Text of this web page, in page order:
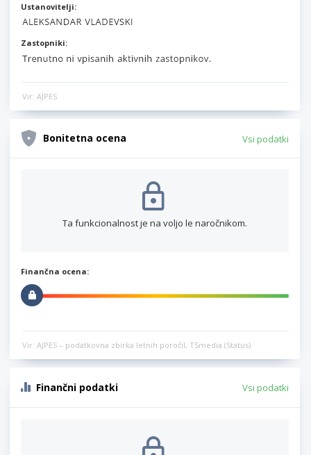
Ustanovitelji:
Zastopniki:
Vir: AJPES
Bonitetna ocena Vsi podatki
Ta funkcionalnost je na voljo le naročnikom.
Finančna ocena:
Vir: AJPES – podatkovna zbirka letnih poročil, TSmedia (Status)
Finančni podatki Vsi podatki